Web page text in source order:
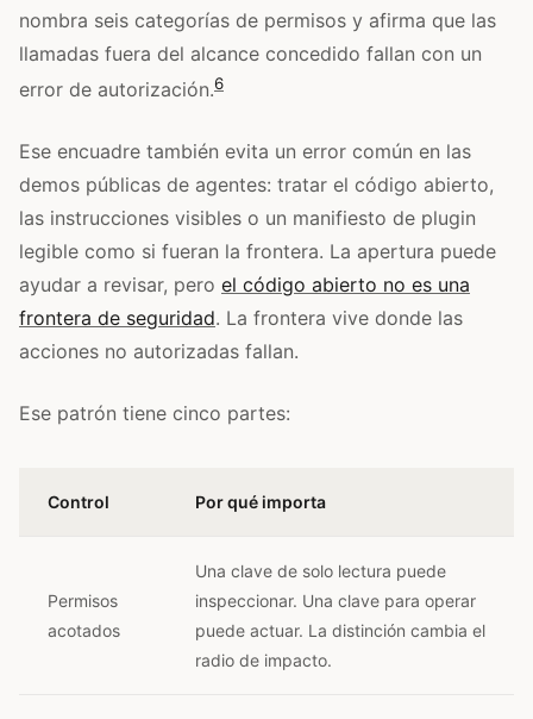
nombra seis categorías de permisos y afirma que las
llamadas fuera del alcance concedido fallan con un
error de autorización.6
Ese encuadre también evita un error común en las
demos públicas de agentes: tratar el código abierto,
las instrucciones visibles o un manifiesto de plugin
legible como si fueran la frontera. La apertura puede
ayudar a revisar, pero el código abierto no es una
frontera de seguridad. La frontera vive donde las
acciones no autorizadas fallan.
Ese patrón tiene cinco partes:
Control Por qué importa
Permisos
acotados
Una clave de solo lectura puede
inspeccionar. Una clave para operar
puede actuar. La distinción cambia el
radio de impacto.